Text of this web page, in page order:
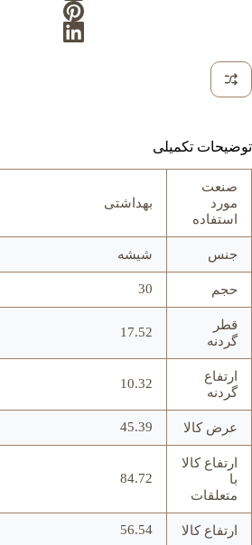
توضیحات تکمیلی
صنعت
مورد
استفاده
بهداشتی
جنس شيشه
حجم 30
قطر
گردنه
17.52
ارتفاع
گردنه
10.32
عرض کالا 45.39
ارتفاع کالا
با
متعلقات
84.72
ارتفاع کالا 56.54